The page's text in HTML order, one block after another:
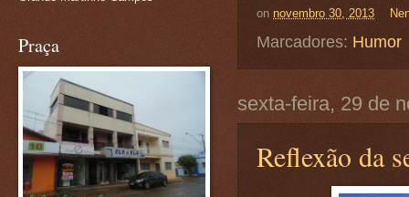
on novembro 30, 2013
Marcadores: Humor
sexta-feira, 29 de
Reflexão da
Praça